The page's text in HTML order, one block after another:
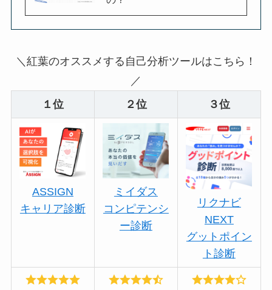
＼紅葉のオススメする自己分析ツールはこちら！
／
１位
２位 ３位
ASSIGN
キャリア診断
ミイダス
コンピテンシ
ー診断
リクナビ
NEXT
グットポイン
ト診断